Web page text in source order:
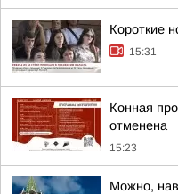
Короткие
15:31
Конная
отменена
15:23
Можно,